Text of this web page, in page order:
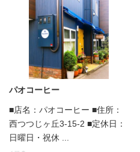
パオコーヒー
■店名：パオコーヒー ■住所：
西つつじヶ丘3-15-2 ■定休日：
日曜日・祝休 ...